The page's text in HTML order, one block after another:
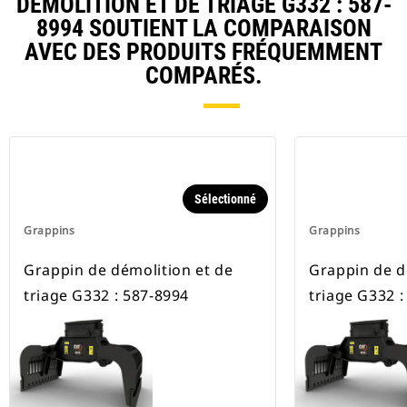
8994 SOUTIENT LA COMPARAISON
AVEC DES PRODUITS FRÉQUEMMENT
COMPARÉS.
Grappins
Sélectionné
Grappin de démolition et de
triage G332 : 587-8994
Grappins
Grappin de
triage G332 :